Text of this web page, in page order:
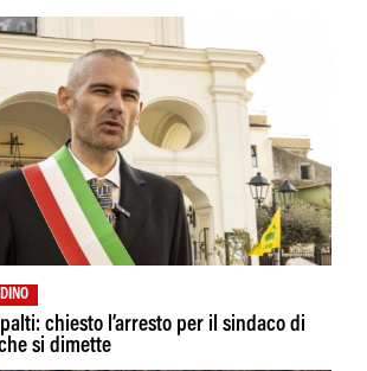
chiesto l’arresto per il sindaco di
si dimette